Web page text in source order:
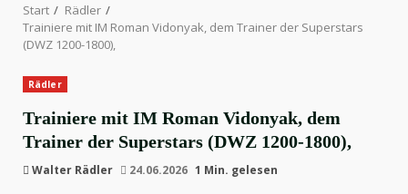
Start
Rädler
Trainiere mit IM Roman Vidonyak, dem Trainer der Superstars
(DWZ 1200-1800),
Rädler
Trainiere mit IM Roman Vidonyak, dem
Trainer der Superstars (DWZ 1200-1800),
Walter Rädler 24.06.2026 1 Min. gelesen